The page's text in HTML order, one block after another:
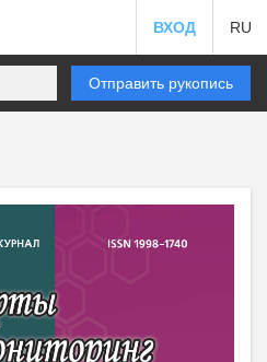
ВХОД RU
Отправить рукопись